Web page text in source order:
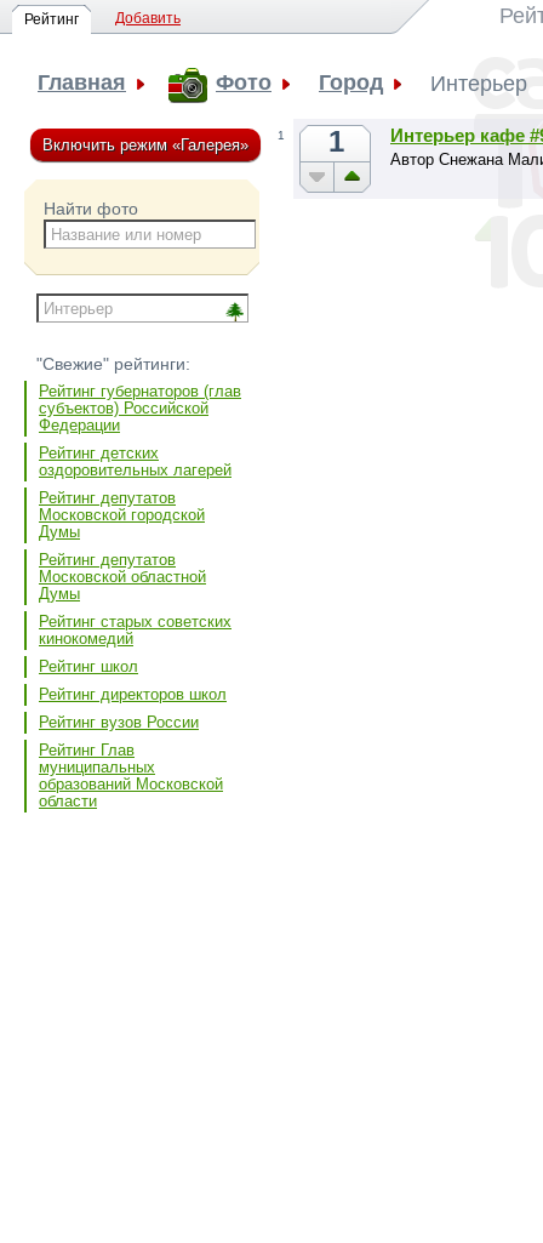
Рейтинг Добавить
Главная Фото Город Интерьер
Включить режим «Галерея»
Найти фото
"Свежие" рейтинги:
Рейтинг губернаторов (глав
субъектов) Российской
Федерации
Рейтинг детских
оздоровительных лагерей
Рейтинг депутатов
Московской городской
Думы
Рейтинг депутатов
Московской областной
Думы
Рейтинг старых советских
кинокомедий
Рейтинг школ
Рейтинг директоров школ
Рейтинг вузов России
Рейтинг Глав
муниципальных
образований Московской
области
1 1 Интерьер кафе
Автор Снежана